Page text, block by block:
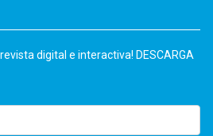
digital e interactiva! DESCARGA